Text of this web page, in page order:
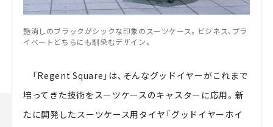
艶消しのブラックがシックな印象のスーツケース。ビジネス、プラ
イベートどちらにも馴染むデザイン。
「Regent Square」は、そんなグッドイヤーがこれまで
培ってきた技術をスーツケースのキャスターに応用。新
たに開発したスーツケース用タイヤ「グッドイヤーホイ